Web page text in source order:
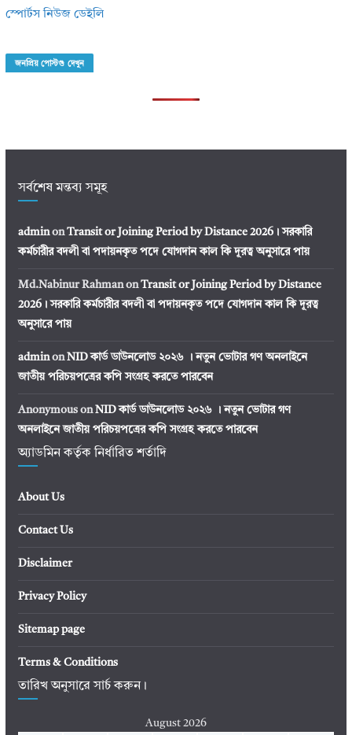
স্পোর্টস নিউজ ডেইলি
জনপ্রিয় পোস্টগু দেখুন
সর্বশেষ মন্তব্য সমূহ
adminon Transit or Joining Period by Distance 2026। সরকারি
কর্মচারীর বদলী বা পদায়নকৃত পদে যোগদান কাল কি দূরত্ব অনুসারে পায়
Md.Nabinur Rahmanon Transit or Joining Period by Distance
2026। সরকারি কর্মচারীর বদলী বা পদায়নকৃত পদে যোগদান কাল কি দূরত্ব
অনুসারে পায়
adminon NID কার্ড ডাউনলোড ২০২৬ । নতুন ভোটার গণ অনলাইনে
জাতীয় পরিচয়পত্রের কপি সংগ্রহ করতে পারবেন
Anonymouson NID কার্ড ডাউনলোড ২০২৬ । নতুন ভোটার গণ
অনলাইনে জাতীয় পরিচয়পত্রের কপি সংগ্রহ করতে পারবেন
অ্যাডমিন কর্তৃক নির্ধারিত শর্তাদি
About Us
Contact Us
Disclaimer
Privacy Policy
Sitemap page
Terms & Conditions
তারিখ অনুসারে সার্চ করুন।
August 2026